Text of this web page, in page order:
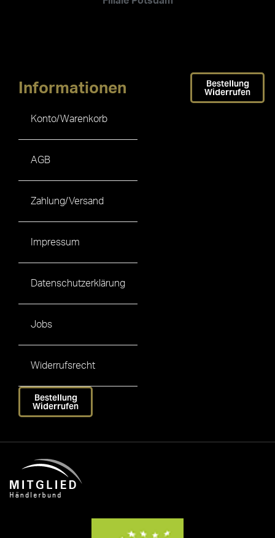
Informationen
Konto/Warenkorb
AGB
Zahlung/Versand
Impressum
Datenschutzerklärung
Jobs
Widerrufsrecht
Bestellung
Widerrufen
Bestellung
Widerrufen